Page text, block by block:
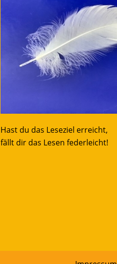
Hast du das Leseziel erreicht,
fällt dir das Lesen federleicht!